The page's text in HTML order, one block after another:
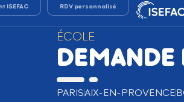
ISEFAC RDV personnalisé
ÉCOLE
DEMANDE
PARISAIX-EN-PROVENCE